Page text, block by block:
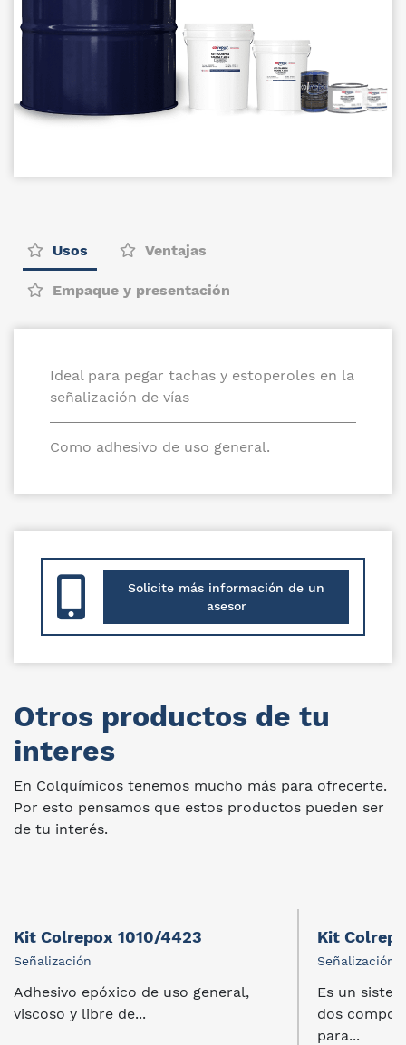
Usos Ventajas
Empaque y presentación
Ideal para pegar tachas y estoperoles en la
señalización de vías
Como adhesivo de uso general.
Solicite más información de un
asesor
Otros productos de tu
interes
En Colquímicos tenemos mucho más para ofrecerte.
Por esto pensamos que estos productos pueden ser
de tu interés.
Kit Colrepox 1010/4423
Señalización
Adhesivo epóxico de uso general,
viscoso y libre de...
Kit
Señalización
Es un
dos
para...